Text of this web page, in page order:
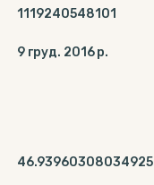
1119240548101
9 груд. 2016 р.
46.93960308034925